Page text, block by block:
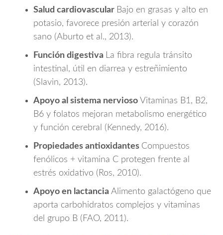
Salud cardiovascular Bajo en grasas y alto en
potasio, favorece presión arterial y corazón
sano (Aburto et al., 2013).
Función digestiva La fibra regula tránsito
intestinal, útil en diarrea y estreñimiento
(Slavin, 2013).
Apoyo al sistema nervioso Vitaminas B1, B2,
B6 y folatos mejoran metabolismo energético
y función cerebral (Kennedy, 2016).
Propiedades antioxidantes Compuestos
fenólicos + vitamina C protegen frente al
estrés oxidativo (Ros, 2010).
Apoyo en lactancia Alimento galactógeno que
aporta carbohidratos complejos y vitaminas
del grupo B (FAO, 2011).